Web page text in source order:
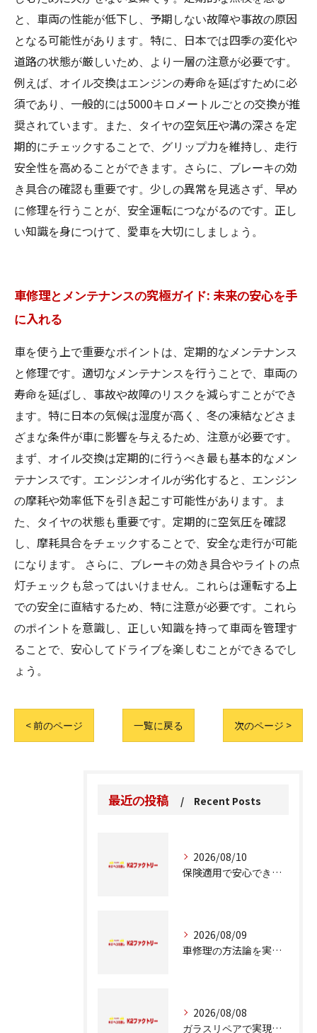
と、車両の性能が低下し、予期しない故障や事故の原因
となる可能性があります。特に、日本では四季の変化や
道路の状態が厳しいため、より一層の注意が必要です。
例えば、オイル交換はエンジンの寿命を延ばすために必
須であり、一般的には5000キロメートルごとの交換が推
奨されています。また、タイヤの空気圧や溝の深さを定
期的にチェックすることで、グリップ力を維持し、走行
安全性を高めることができます。さらに、ブレーキの効
き具合の確認も重要です。少しの異常を見逃さず、早め
に修理を行うことが、安全運転につながるのです。正し
い知識を身につけて、愛車を大切にしましょう。
車修理とメンテナンスの究極ガイド: 未来の安心を手
に入れる
車を使う上で重要なポイントは、定期的なメンテナンス
と修理です。適切なメンテナンスを行うことで、車両の
寿命を延ばし、事故や故障のリスクを減らすことができ
ます。特に日本の気候は湿度が高く、冬の凍結などさま
ざまな条件が車に影響を与えるため、注意が必要です。
まず、オイル交換は定期的に行うべき最も基本的なメン
テナンスです。エンジンオイルが劣化すると、エンジン
の摩耗や効率低下を引き起こす可能性があります。ま
た、タイヤの状態も重要です。定期的に空気圧を確認
し、摩耗具合をチェックすることで、安全な走行が可能
になります。 さらに、ブレーキの効き具合やライトの点
灯チェックも怠ってはいけません。これらは運転する上
での安全に直結するため、特に注意が必要です。これら
のポイントを意識し、正しい知識を持って車両を管理す
ることで、安心してドライブを楽しむことができるでし
ょう。
< 前のページ 一覧に戻る 次のページ >
最近の投稿 Recent Posts
2026/08/10
保険適用で安心できる車修理の進め方とは
2026/08/09
車修理の方法論を実例とコスト比較で徹底解説
2026/08/08
ガラスリペアで実現する交換前の応急処置の重要性